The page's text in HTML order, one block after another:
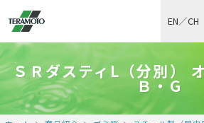
EN／CH
ＳＲダスティL（分別）
Ｂ・G